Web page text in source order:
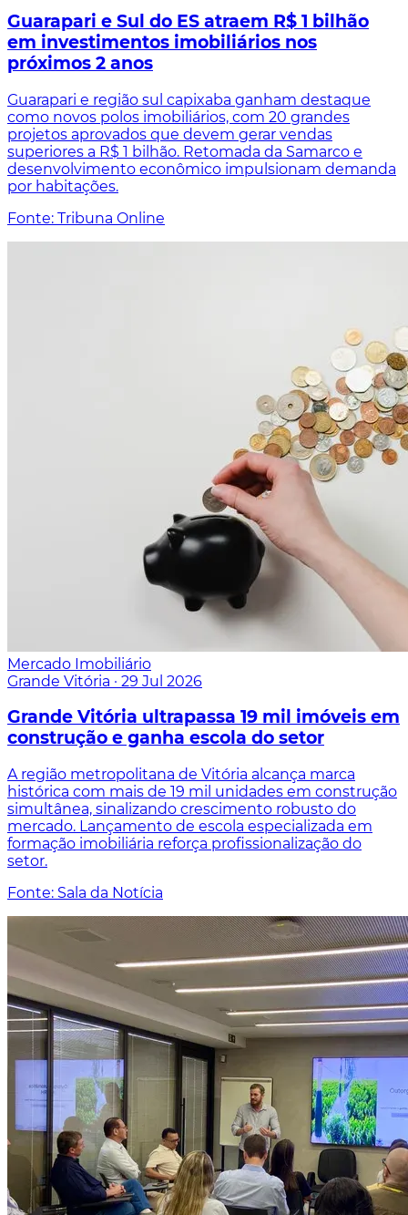
Guarapari e Sul do ES atraem R$ 1 bilhão
em investimentos imobiliários nos
próximos 2 anos
Guarapari e região sul capixaba ganham destaque
como novos polos imobiliários, com 20 grandes
projetos aprovados que devem gerar vendas
superiores a R$ 1 bilhão. Retomada da Samarco e
desenvolvimento econômico impulsionam demanda
por habitações.
Fonte: Tribuna Online
Mercado Imobiliário
Grande Vitória · 29 Jul 2026
Grande Vitória ultrapassa 19 mil imóveis em
construção e ganha escola do setor
A região metropolitana de Vitória alcança marca
histórica com mais de 19 mil unidades em construção
simultânea, sinalizando crescimento robusto do
mercado. Lançamento de escola especializada em
formação imobiliária reforça profissionalização do
setor.
Fonte: Sala da Notícia